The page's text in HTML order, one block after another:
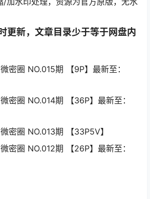
更新，文章目录少于等于网盘内
密圈 NO.015期 【9P】最新至：
密圈 NO.014期 【36P】最新至：
密圈 NO.013期 【33P5V】
密圈 NO.012期 【26P】最新至：